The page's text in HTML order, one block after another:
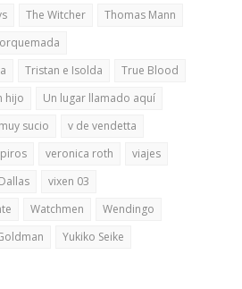
The Witcher
Thomas Mann
Tristan e Isolda
True Blood
hijo
Un lugar llamado aquí
sucio
v de vendetta
veronica roth
viajes
vixen 03
Watchmen
Wendingo
Yukiko Seike